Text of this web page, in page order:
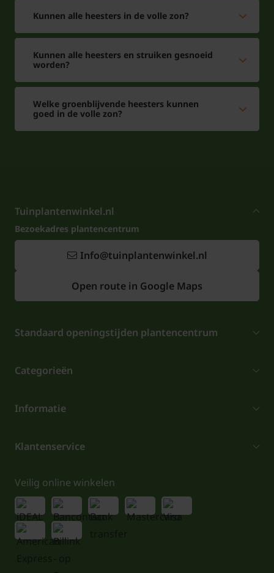
Kunnen alle heesters in de volle zon?
Kunnen alle heesters en struiken gesnoeid
worden?
Welke groenblijvende heesters kunnen
goed in de volle zon?
Tuinplantenwinkel.nl
Bezoekadres plantencentrum
Info@tuinplantenwinkel.nl
Open route in Google Maps
Standaard openingstijden plantencentrum
Categorieën
Informatie
Klantenservice
Veilig online winkelen